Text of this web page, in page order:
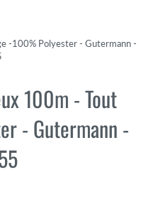
-100% Polyester - Gutermann -
100m - Tout
- Gutermann -